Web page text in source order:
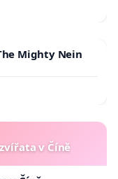
Mighty Nein
v Číně